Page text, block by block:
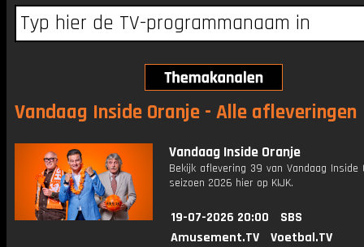
Vandaag Inside Oranje - Alle afleveringen
Vandaag Inside Oranje
Bekijk aflevering 39 van Vandaag Inside
seizoen 2026 hier op KIJK.
19-07-2026 20:00
SBS
Amusement.TV
Voetbal.TV